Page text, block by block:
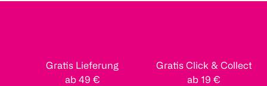
Gratis Lieferung
ab 49 €
Gratis Click & Collect
ab 19 €